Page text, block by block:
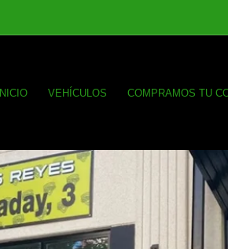
INICIO VEHÍCULOS COMPRAMOS TU